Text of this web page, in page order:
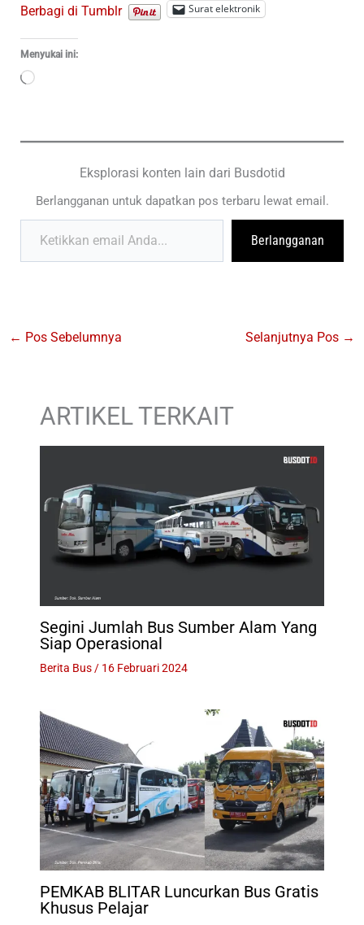
Berbagi di Tumblr Surat elektronik
Menyukai ini:
Memuat...
Eksplorasi konten lain dari Busdotid
Berlangganan untuk dapatkan pos terbaru lewat email.
Ketikkan email Anda...
Berlangganan
← Pos Sebelumnya Selanjutnya Pos →
ARTIKEL TERKAIT
Segini Jumlah Bus Sumber Alam Yang
Siap Operasional
Berita Bus/ 16 Februari 2024
PEMKAB BLITAR Luncurkan Bus Gratis
Khusus Pelajar